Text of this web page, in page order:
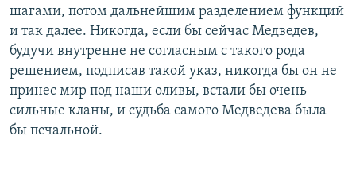
шагами, потом дальнейшим разделением функций
и так далее. Никогда, если бы сейчас Медведев,
будучи внутренне не согласным с такого рода
решением, подписав такой указ, никогда бы он не
принес мир под наши оливы, встали бы очень
сильные кланы, и судьба самого Медведева была
бы печальной.